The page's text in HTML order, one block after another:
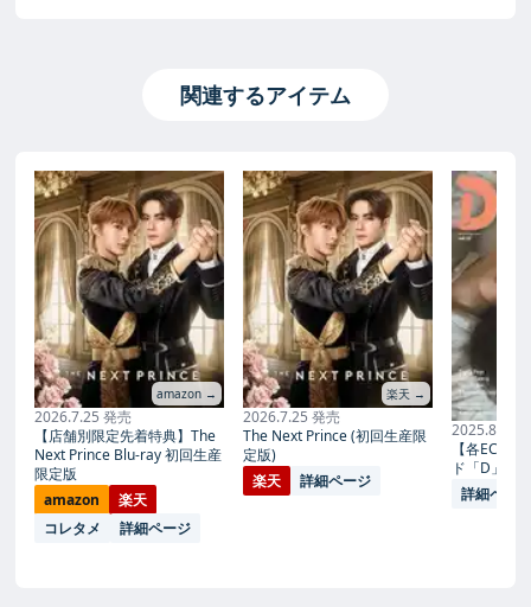
関連するアイテム
amazon →
2026.7.25 発売
【店舗別限定先着特典】The
Next Prince Blu-ray 初回生産
限定版
amazon
楽天
コレタメ
詳細ページ
楽天 →
2026.7.25 発売
The Next Prince (初回生産限
定版)
楽天
詳細ページ
2025.8.26
【各EC特
ド「D」
詳細ページ